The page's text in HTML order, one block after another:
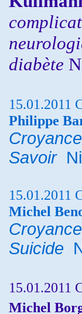
diabète
15.01.2011
Philippe
Savoir
15.01.2011
Michel
Suicide
15.01.2011
Michel